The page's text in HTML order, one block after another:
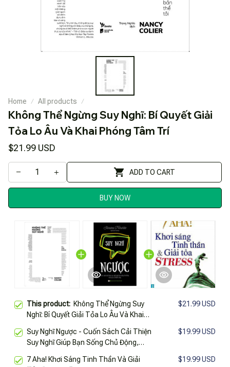
Home All products
Không Thể Ngừng Suy Nghĩ: Bí Quyết Giải
Tỏa Lo Âu Và Khai Phóng Tâm Trí
$21.99 USD
ADD TO CART
BUY NOW
This product: Không Thể Ngừng Suy
Nghĩ: Bí Quyết Giải Tỏa Lo Âu Và Khai
$21.99 USD
Suy Nghĩ Ngược - Cuốn Sách Cải Thiện
Suy Nghĩ Giúp Bạn Sống Chủ Động,
$19.99 USD
7 Aha! Khơi Sáng Tinh Thần Và Giải
$19.99 USD